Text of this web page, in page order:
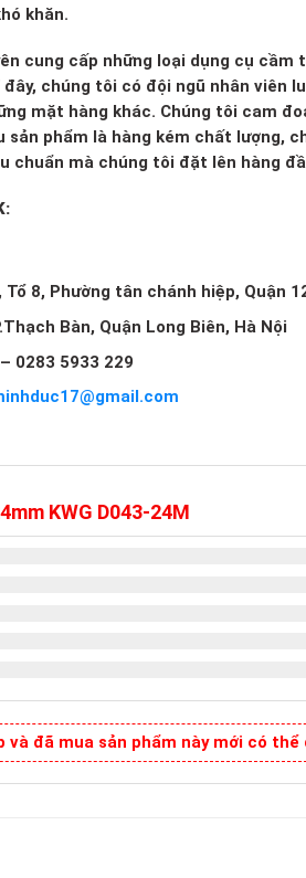
khăn.
cung cấp những loại dụng cụ cầm
chúng tôi có đội ngũ nhân viên
mặt hàng khác. Chúng tôi cam
sản phẩm là hàng kém chất lượng,
chuẩn mà chúng tôi đặt lên hàng
8, Phường tân chánh hiệp, Quận
Bàn, Quận Long Biên, Hà Nội
0283 5933 229
KWG D043-24M
và đã mua sản phẩm này mới có thể